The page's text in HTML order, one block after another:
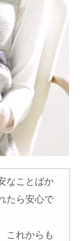
なことばか
たら安心で
これからも